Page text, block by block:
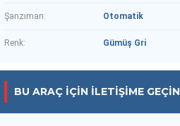
Şanzıman: Otomatik
Renk: Gümüş Gri
BU ARAÇ IÇIN İLETIŞIME GEÇIN